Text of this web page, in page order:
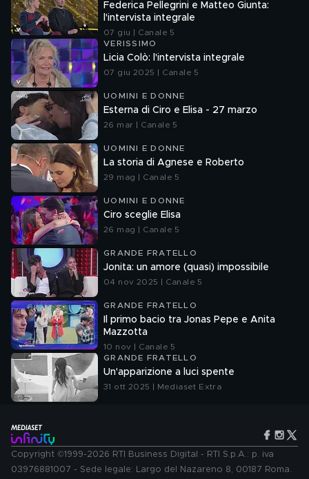
Federica Pellegrini e Matteo Giunta:
l'intervista integrale
07 giu | Canale 5
VERISSIMO
Licia Colò: l'intervista integrale
07 giu 2025 | Canale 5
UOMINI E DONNE
Esterna di Ciro e Elisa - 27 marzo
26 mar | Canale 5
UOMINI E DONNE
La storia di Agnese e Roberto
29 mag | Canale 5
UOMINI E DONNE
Ciro sceglie Elisa
26 mag | Canale 5
GRANDE FRATELLO
Jonita: un amore (quasi) impossibile
04 nov 2025 | Canale 5
GRANDE FRATELLO
Il primo bacio tra Jonas Pepe e Anita
Mazzotta
10 nov | Canale 5
GRANDE FRATELLO
Un'apparizione a luci spente
31 ott 2025 | Mediaset Extra
Copyright ©1999-2026 RTI Business Digital - RTI S.p.A.: p. iva
03976881007 - Sede legale: Largo del Nazareno 8, 00187 Roma.